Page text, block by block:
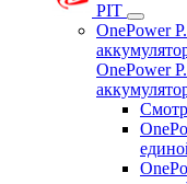
PIT
OnePower
OnePower